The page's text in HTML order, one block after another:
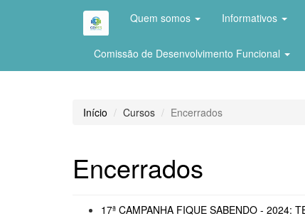
Quem somos Informativos
Comissão de Desenvolvimento Funcional
Início Cursos Encerrados
Encerrados
17ª CAMPANHA FIQUE SABENDO - 2024: